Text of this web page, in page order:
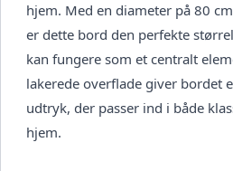
hjem. Med en diameter på 80
er dette bord den perfekte
kan fungere som et centralt
lakerede overflade giver bordet
udtryk, der passer ind i både
hjem.